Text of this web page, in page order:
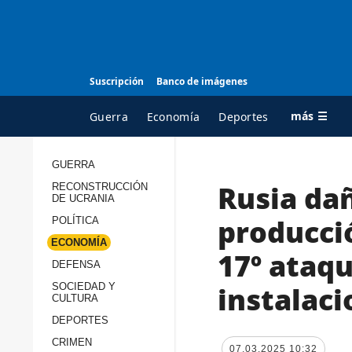
Suscripción Banco de imágenes
Guerra Economía Deportes más ☰
TODAS LAS
Reconstrucción de
GUERRA
RECONSTRUCCIÓN
DE UCRANIA
POLÍTICA
ECONOMÍA
DEFENSA
SOCIEDAD Y
CULTURA
DEPORTES
CRIMEN
Rusia
17º
07.03.2025 10:32